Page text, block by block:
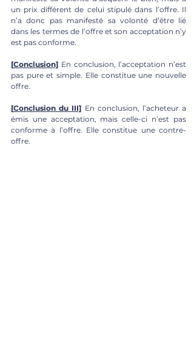
un prix différent de celui stipulé dans l’offre. Il
n’a donc pas manifesté sa volonté d’être lié
dans les termes de l’offre et son acceptation n’y
est pas conforme.
[Conclusion] En conclusion, l’acceptation n’est
pas pure et simple. Elle constitue une nouvelle
offre.
[Conclusion du III] En conclusion, l’acheteur a
émis une acceptation, mais celle-ci n’est pas
conforme à l’offre. Elle constitue une contre-
offre.